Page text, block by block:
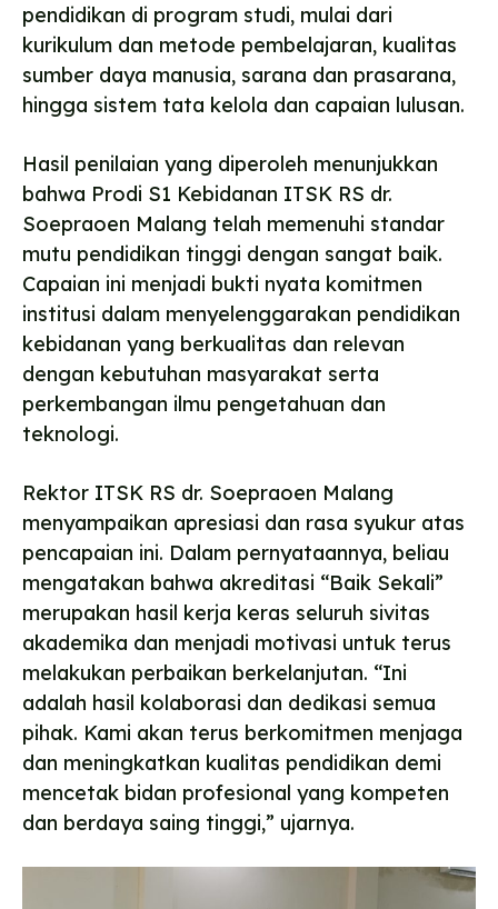
pendidikan di program studi, mulai dari
kurikulum dan metode pembelajaran, kualitas
sumber daya manusia, sarana dan prasarana,
hingga sistem tata kelola dan capaian lulusan.
Hasil penilaian yang diperoleh menunjukkan
bahwa Prodi S1 Kebidanan ITSK RS dr.
Soepraoen Malang telah memenuhi standar
mutu pendidikan tinggi dengan sangat baik.
Capaian ini menjadi bukti nyata komitmen
institusi dalam menyelenggarakan pendidikan
kebidanan yang berkualitas dan relevan
dengan kebutuhan masyarakat serta
perkembangan ilmu pengetahuan dan
teknologi.
Rektor ITSK RS dr. Soepraoen Malang
menyampaikan apresiasi dan rasa syukur atas
pencapaian ini. Dalam pernyataannya, beliau
mengatakan bahwa akreditasi “Baik Sekali”
merupakan hasil kerja keras seluruh sivitas
akademika dan menjadi motivasi untuk terus
melakukan perbaikan berkelanjutan. “Ini
adalah hasil kolaborasi dan dedikasi semua
pihak. Kami akan terus berkomitmen menjaga
dan meningkatkan kualitas pendidikan demi
mencetak bidan profesional yang kompeten
dan berdaya saing tinggi,” ujarnya.